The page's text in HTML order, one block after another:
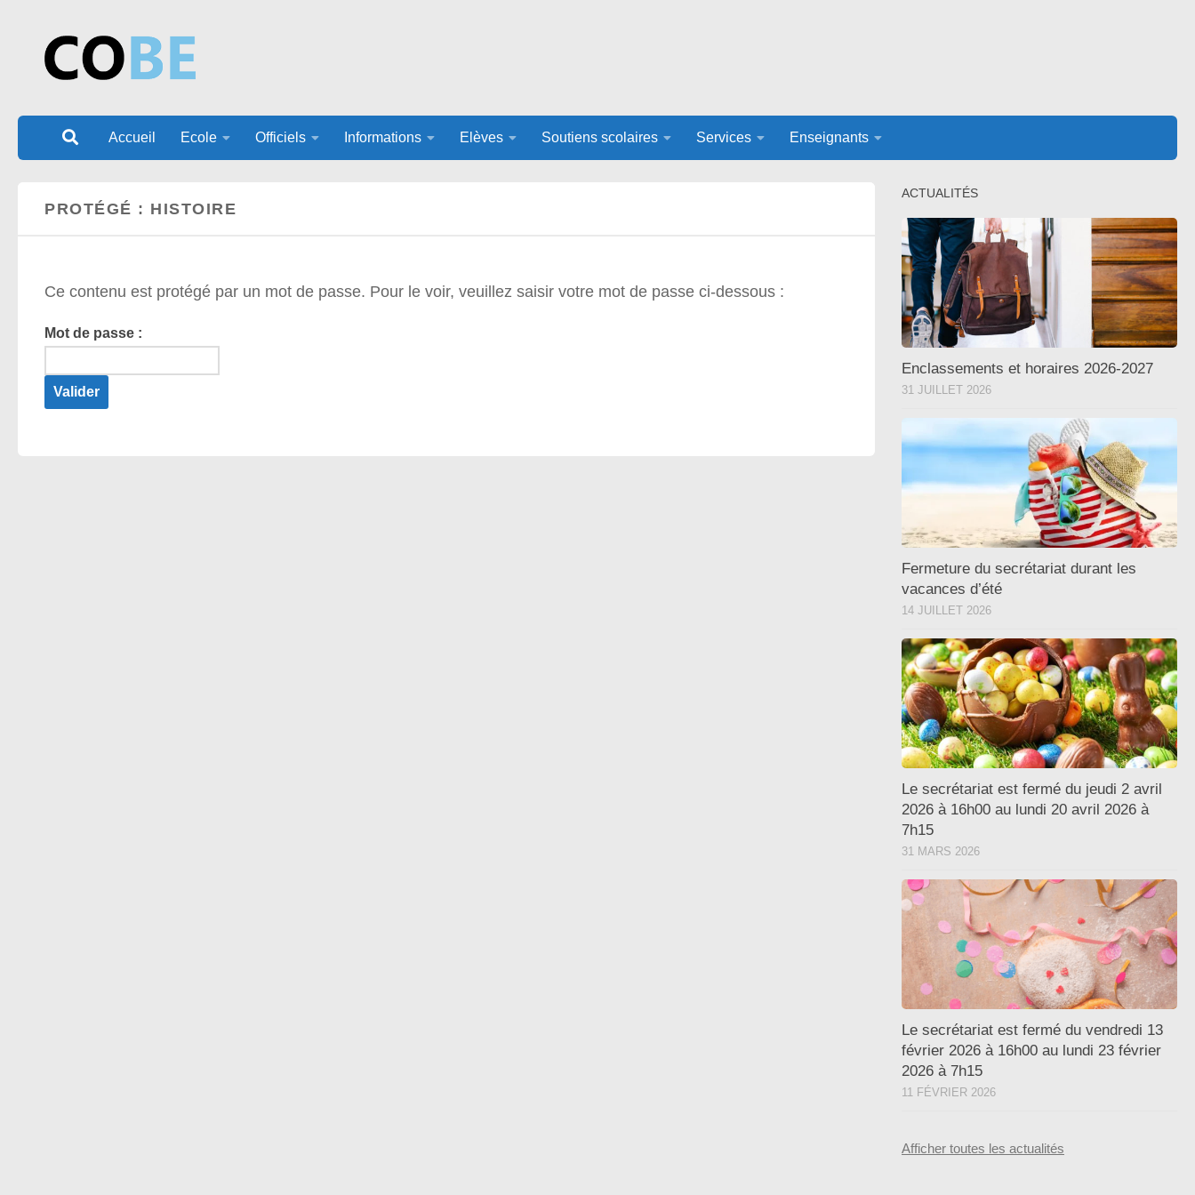
Accueil Ecole Officiels Informations Elèves Soutiens scolaires Services Enseignants
PROTÉGÉ : HISTOIRE
Ce contenu est protégé par un mot de passe. Pour le voir, veuillez saisir votre mot de passe ci-dessous :
Mot de passe :
ACTUALITÉS
Enclassements et horaires 2026-2027
31 JUILLET 2026
Fermeture du secrétariat durant les
vacances d’été
14 JUILLET 2026
Le secrétariat est fermé du jeudi 2 avril
2026 à 16h00 au lundi 20 avril 2026 à
7h15
31 MARS 2026
Le secrétariat est fermé du vendredi 13
février 2026 à 16h00 au lundi 23 février
2026 à 7h15
11 FÉVRIER 2026
Afficher toutes les actualités